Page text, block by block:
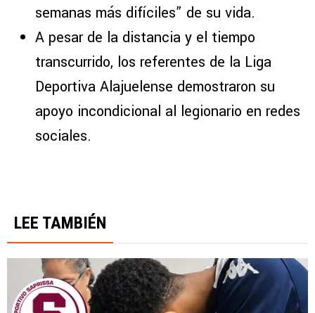
semanas más difíciles” de su vida.
A pesar de la distancia y el tiempo
transcurrido, los referentes de la Liga
Deportiva Alajuelense demostraron su
apoyo incondicional al legionario en redes
sociales.
LEE TAMBIÉN